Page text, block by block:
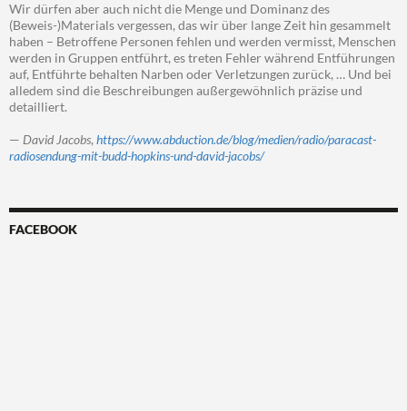
Wir dürfen aber auch nicht die Menge und Dominanz des
(Beweis-)Materials vergessen, das wir über lange Zeit hin gesammelt
haben – Betroffene Personen fehlen und werden vermisst, Menschen
werden in Gruppen entführt, es treten Fehler während Entführungen
auf, Entführte behalten Narben oder Verletzungen zurück, … Und bei
alledem sind die Beschreibungen außergewöhnlich präzise und
detailliert.
— David Jacobs, https://www.abduction.de/blog/medien/radio/paracast-
radiosendung-mit-budd-hopkins-und-david-jacobs/
FACEBOOK